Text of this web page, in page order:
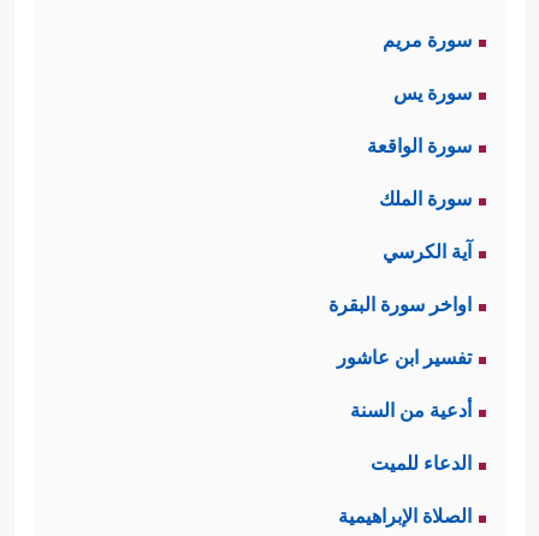
سورة مريم
سورة يس
سورة الواقعة
سورة الملك
آية الكرسي
اواخر سورة البقرة
تفسير ابن عاشور
أدعية من السنة
الدعاء للميت
الصلاة الإبراهيمية